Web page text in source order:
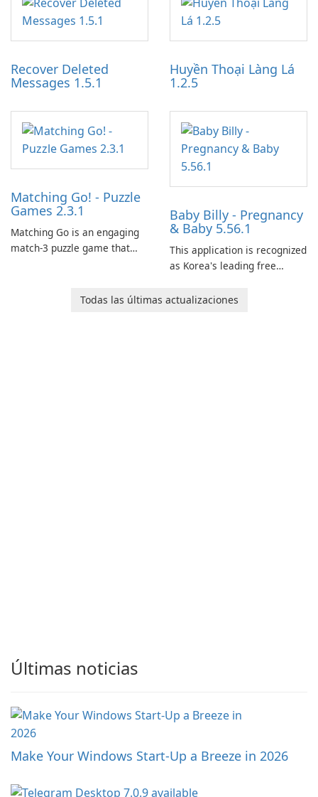
optimize the gaming
experience for Grand Theft
Auto IV.
partnerships and integrated
tools for content distribution
and audience engagement.
Recover Deleted
Messages 1.5.1
Huyền Thoại Làng Lá
1.2.5
Matching Go! - Puzzle
Games 2.3.1
Matching Go is an engaging
match-3 puzzle game that
Ollie, on an adventurous
Baby Billy - Pregnancy
& Baby 5.56.1
This application is recognized
as Korea's leading free
baby tracking, offering
Todas las últimas actualizaciones
Últimas noticias
Make Your Windows Start-Up a Breeze in 2026